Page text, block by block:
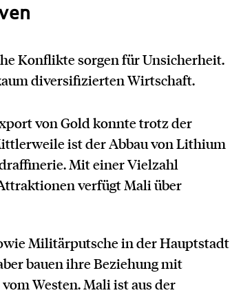
Konflikte sorgen für Unsicherheit.
diversifizierten Wirtschaft.
von Gold konnte trotz der
ist der Abbau von Lithium
Mit einer Vielzahl
verfügt Mali über
Militärputsche in der Hauptstadt
bauen ihre Beziehung mit
Westen. Mali ist aus der